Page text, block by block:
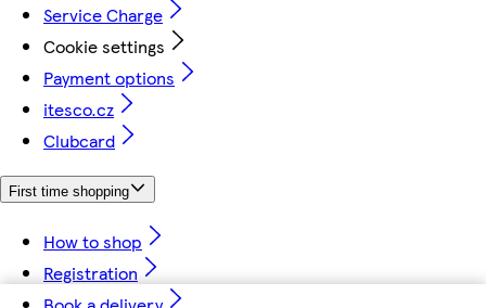
Service Charge
Cookie settings
Payment options
itesco.cz
Clubcard
First time shopping
How to shop
Registration